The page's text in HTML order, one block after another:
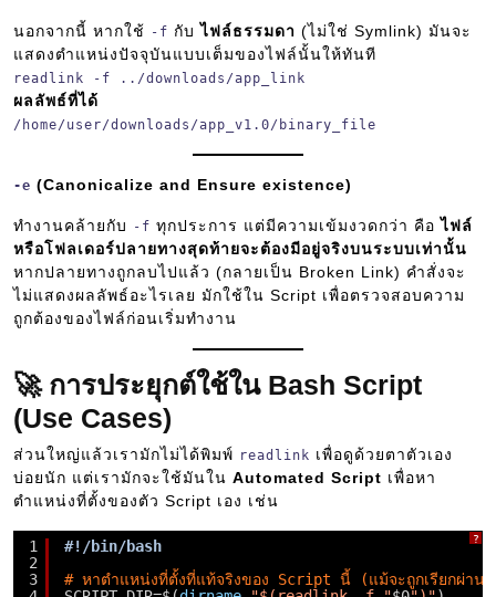
นอกจากนี้ หากใช้ -f กับไฟล์ธรรมดา (ไม่ใช่ Symlink) มันจะ
แสดงตำแหน่งปัจจุบันแบบเต็มของไฟล์นั้นให้ทันที
readlink -f ../downloads/app_link
ผลลัพธ์ที่ได้
/home/user/downloads/app_v1.0/binary_file
-e (Canonicalize and Ensure existence)
ทำงานคล้ายกับ -f ทุกประการ แต่มีความเข้มงวดกว่า คือไฟล์
หรือโฟลเดอร์ปลายทางสุดท้ายจะต้องมีอยู่จริงบนระบบเท่านั้น
หากปลายทางถูกลบไปแล้ว (กลายเป็น Broken Link) คำสั่งจะ
ไม่แสดงผลลัพธ์อะไรเลย มักใช้ใน Script เพื่อตรวจสอบความ
ถูกต้องของไฟล์ก่อนเริ่มทำงาน
🚀 การประยุกต์ใช้ใน Bash Script
(Use Cases)
ส่วนใหญ่แล้วเรามักไม่ได้พิมพ์ readlink เพื่อดูด้วยตาตัวเอง
บ่อยนัก แต่เรามักจะใช้มันใน Automated Script เพื่อหา
ตำแหน่งที่ตั้งของตัว Script เอง เช่น
?
1
2
3
#!/bin/bash
# หาตำแหน่งที่ตั้งที่แท้จริงของ Script นี้ (แม้จะถูกเรียกผ่าน